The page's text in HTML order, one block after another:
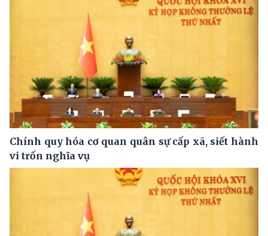
Chính quy hóa cơ quan quân sự cấp xã, siết hành
vi trốn nghĩa vụ